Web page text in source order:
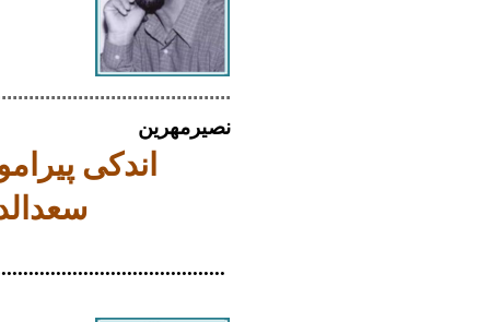
نصیرمهرین
اندکی